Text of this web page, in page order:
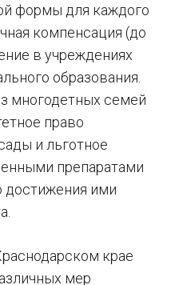
формы для каждого
компенсация (до
в учреждениях
образования.
многодетных семей
право
и льготное
препаратами
достижения ими
крае
мер